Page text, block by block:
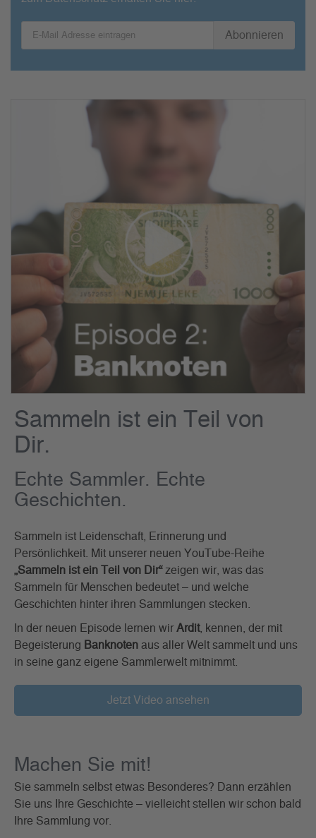
Abonnieren
Sammeln ist ein Teil von
Dir.
Echte Sammler. Echte
Geschichten.
Sammeln ist Leidenschaft, Erinnerung und
Persönlichkeit. Mit unserer neuen YouTube-Reihe
„Sammeln ist ein Teil von Dir“zeigen wir, was das
Sammeln für Menschen bedeutet – und welche
Geschichten hinter ihren Sammlungen stecken.
In der neuen Episode lernen wir Ardit, kennen, der mit
Begeisterung Banknoten aus aller Welt sammelt und uns
in seine ganz eigene Sammlerwelt mitnimmt.
Jetzt Video ansehen
Machen Sie mit!
Sie sammeln selbst etwas Besonderes? Dann erzählen
Sie uns Ihre Geschichte – vielleicht stellen wir schon bald
Ihre Sammlung vor.